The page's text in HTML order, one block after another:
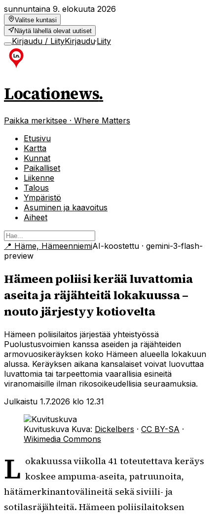
sunnuntaina 9. elokuuta 2026
Valitse kuntasi
Näytä lähellä olevat uutiset
Kirjaudu / LiityKirjaudu·Liity
Locationews.
Paikka merkitsee · Where Matters
Etusivu
Kartta
Kunnat
Paikalliset
Liikenne
Talous
Ympäristö
Asuminen ja kaavoitus
Aiheet
📍 Häme, HämeenniemiAI-koostettu · gemini-3-flash-
preview
Hämeen poliisi kerää luvattomia
aseita ja räjähteitä lokakuussa –
nouto järjestyy kotiovelta
Hämeen poliisilaitos järjestää yhteistyössä
Puolustusvoimien kanssa aseiden ja räjähteiden
armovuosikeräyksen koko Hämeen alueella lokakuun
alussa. Keräyksen aikana kansalaiset voivat luovuttaa
luvattomia tai tarpeettomia vaarallisia esineitä
viranomaisille ilman rikosoikeudellisia seuraamuksia.
Julkaistu 1.7.2026 klo 12.31
Kuvituskuva Kuva: Dickelbers · CC BY-SA ·
Wikimedia Commons
L okakuussa viikolla 41 toteutettava keräys
koskee ampuma-aseita, patruunoita,
hätämerkinantovälineitä sekä siviili- ja
sotilasräjähteitä. Hämeen poliisilaitoksen